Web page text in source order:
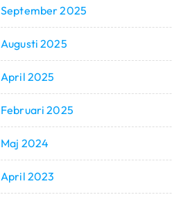
September 2025
Augusti 2025
April 2025
Februari 2025
Maj 2024
April 2023